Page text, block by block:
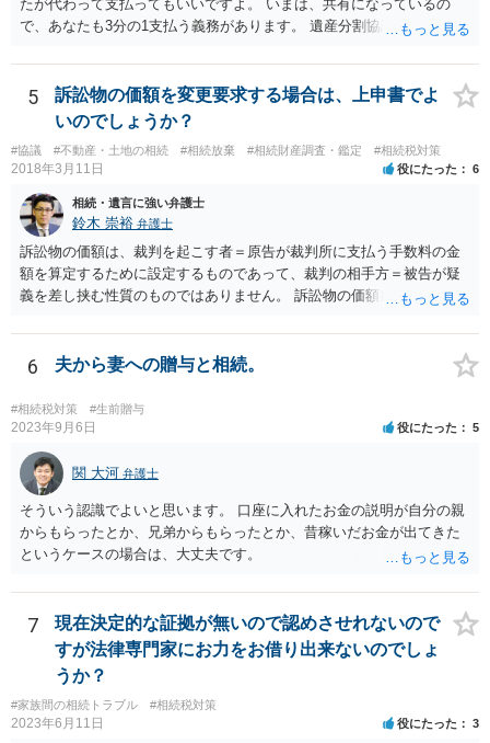
除条件 慈善団体への寄附を予約しつつ、資金不足時は解除できる条項
を設定。 などがあり得るかと思われます。
たが代わって支払ってもいいですよ。 いまは、共有になっているの
で、あなたも3分の1支払う義務があります。 遺産分割協議をして、不
払い義務があります。
5
訴訟物の価額を変更要求する場合は、上申書でよ
いのでしょうか？
#協議 #不動産・土地の相続 #相続放棄 #相続財産調査・鑑定 #相続税対策
2018年3月11日 役にたった 6
相続・遺言に強い弁護士
鈴木 崇裕 弁護士
訴訟物の価額は、裁判を起こす者＝原告が裁判所に支払う手数料の金
額を算定するために設定するものであって、裁判の相手方＝被告が疑
義を差し挟む性質のものではありません。 訴訟物の価額自体が裁判の
したとしても、変更されることはありません。
6 夫から妻への贈与と相続。
#相続税対策 #生前贈与
2023年9月6日 役にたった 5
関 大河 弁護士
そういう認識でよいと思います。 口座に入れたお金の説明が自分の親
からもらったとか、兄弟からもらったとか、昔稼いだお金が出てきた
というケースの場合は、大丈夫です。
7
現在決定的な証拠が無いので認めさせれないので
すが法律専門家にお力をお借り出来ないのでしょ
うか？
#家族間の相続トラブル #相続税対策
2023年6月11日 役にたった 3